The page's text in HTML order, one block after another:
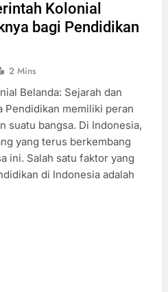
Kolonial
bagi Pendidikan
2 Mins
Belanda: Sejarah dan
Pendidikan memiliki peran
suatu bangsa. Di Indonesia,
yang terus berkembang
ini. Salah satu faktor yang
di Indonesia adalah